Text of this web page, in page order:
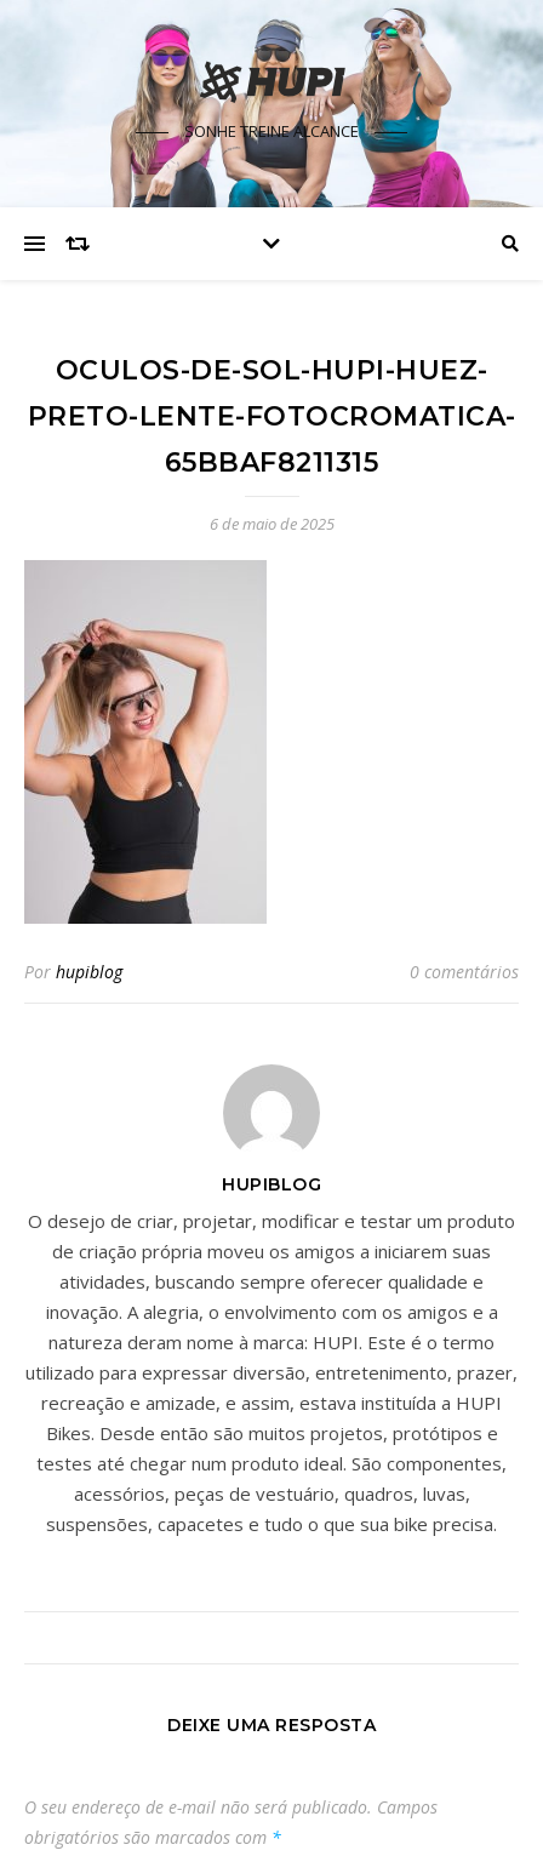
SONHE TREINE ALCANCE
OCULOS-DE-SOL-HUPI-HUEZ-
PRETO-LENTE-FOTOCROMATICA-
65BBAF8211315
6 de maio de 2025
Por hupiblog 0 comentários
HUPIBLOG
O desejo de criar, projetar, modificar e testar um produto
de criação própria moveu os amigos a iniciarem suas
atividades, buscando sempre oferecer qualidade e
inovação. A alegria, o envolvimento com os amigos e a
natureza deram nome à marca: HUPI. Este é o termo
utilizado para expressar diversão, entretenimento, prazer,
recreação e amizade, e assim, estava instituída a HUPI
Bikes. Desde então são muitos projetos, protótipos e
testes até chegar num produto ideal. São componentes,
acessórios, peças de vestuário, quadros, luvas,
suspensões, capacetes e tudo o que sua bike precisa.
DEIXE UMA RESPOSTA
O seu endereço de e-mail não será publicado. Campos
obrigatórios são marcados com *